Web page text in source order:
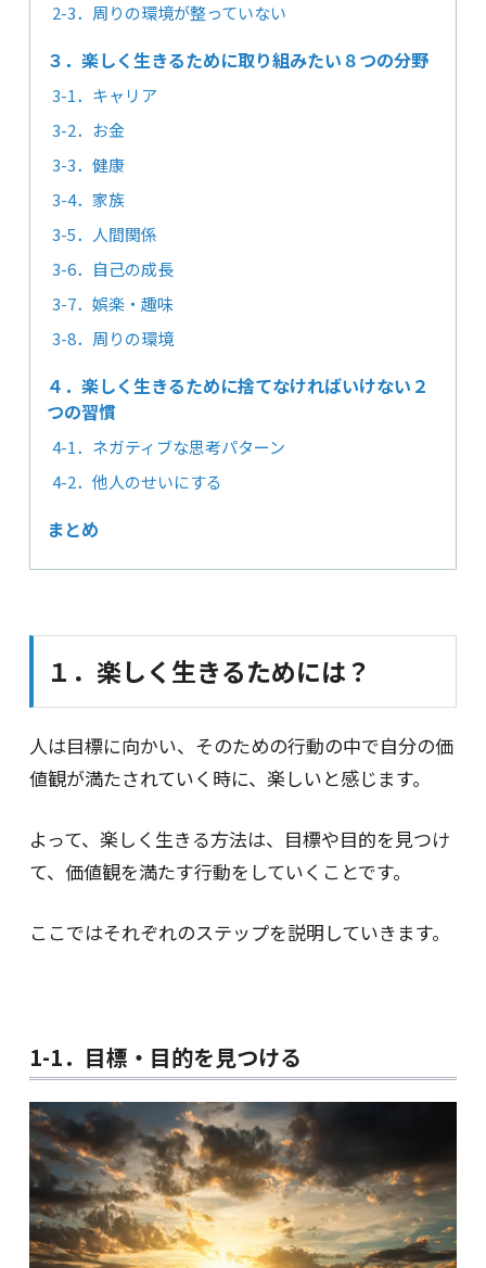
2-3．周りの環境が整っていない
３．楽しく生きるために取り組みたい８つの分野
3-1．キャリア
3-2．お金
3-3．健康
3-4．家族
3-5．人間関係
3-6．自己の成長
3-7．娯楽・趣味
3-8．周りの環境
４．楽しく生きるために捨てなければいけない２
つの習慣
4-1．ネガティブな思考パターン
4-2．他人のせいにする
まとめ
１．楽しく生きるためには？
人は目標に向かい、そのための行動の中で自分の価
値観が満たされていく時に、楽しいと感じます。
よって、楽しく生きる方法は、目標や目的を見つけ
て、価値観を満たす行動をしていくことです。
ここではそれぞれのステップを説明していきます。
1-1．目標・目的を見つける